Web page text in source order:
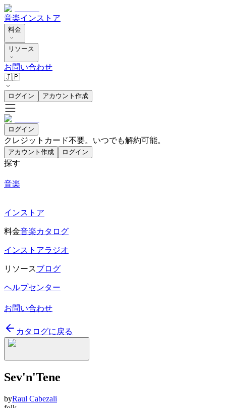
音楽インストア
料金
リソース
お問い合わせ
🇯🇵
ログイン アカウント作成
ログイン
クレジットカード不要。いつでも解約可能。
アカウント作成 ログイン
探す
音楽
インストア
料金音楽カタログ
インストアラジオ
リソースブログ
ヘルプセンター
お問い合わせ
カタログに戻る
Sev'n'Tene
byRaul Cabezali